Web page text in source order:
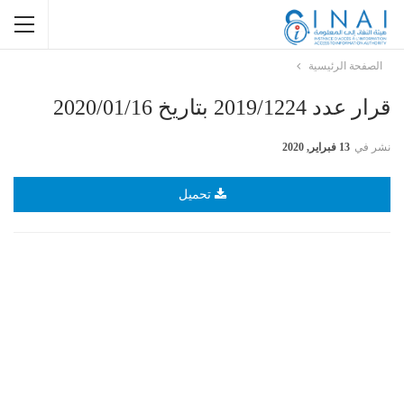
الصفحة الرئيسية
قرار عدد 2019/1224 بتاريخ 2020/01/16
نشر في 13 فبراير, 2020
تحميل